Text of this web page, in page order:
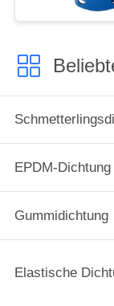
EPDM-Dichtung
Gummidichtung
Elastische